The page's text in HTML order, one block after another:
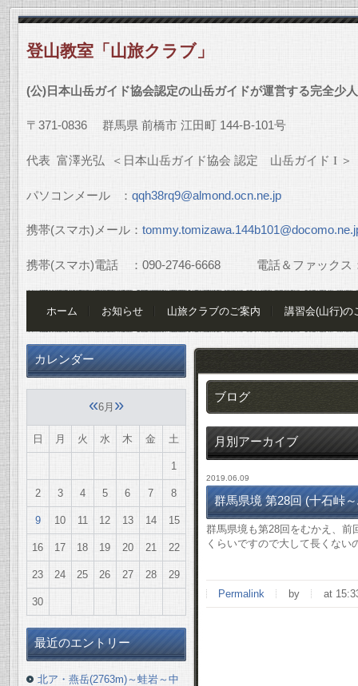
登山教室「山旅クラブ」
(公)日本山岳ガイド協会認定の山岳ガイドが運営する完全少
〒 371-0836 群馬県 前橋市 江田町 144-B-101号
代表 富澤光弘 ＜日本山岳ガイド協会 認定 山岳ガイド I ＞
パソコンメール ： qqh38rq9@almond.ocn.ne.jp
携帯(スマホ)メール：
携帯(スマホ)電話 ： 090-2746-6668電話＆ファックス
ホーム お知らせ 山旅クラブのご案内 講習会(山行)の
ブログ
月別アーカイブ
2019.06.09
群馬県境 第28回 (十石峠
群馬県境も第28回をむかえ、
くらいですので大して長くな
Permalink by at
カレンダー
«6月 »
日 月 火 水 木 金 土
1
2 3 4 5 6 7 8
9 10 11 12 13 14 15
16 17 18 19 20 21 22
23 24 25 26 27 28 29
30
最近のエントリー
北ア・燕岳(2763m)～蛙岩～中